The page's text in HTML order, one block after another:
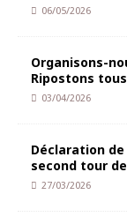
06/05/2026
Organisons-
Ripostons
03/04/2026
Déclaration
second tour
27/03/2026